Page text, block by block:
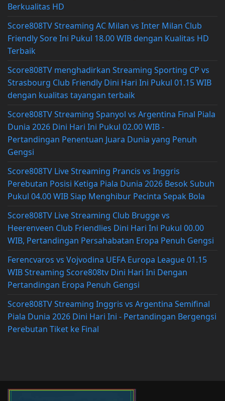
Berkualitas HD
Score808TV Streaming AC Milan vs Inter Milan Club
Friendly Sore Ini Pukul 18.00 WIB dengan Kualitas HD
Terbaik
Score808TV menghadirkan Streaming Sporting CP vs
Strasbourg Club Friendly Dini Hari Ini Pukul 01.15 WIB
dengan kualitas tayangan terbaik
Score808TV Streaming Spanyol vs Argentina Final Piala
Dunia 2026 Dini Hari Ini Pukul 02.00 WIB -
Pertandingan Penentuan Juara Dunia yang Penuh
Gengsi
Score808TV Live Streaming Prancis vs Inggris
Perebutan Posisi Ketiga Piala Dunia 2026 Besok Subuh
Pukul 04.00 WIB Siap Menghibur Pecinta Sepak Bola
Score808TV Live Streaming Club Brugge vs
Heerenveen Club Friendlies Dini Hari Ini Pukul 00.00
WIB, Pertandingan Persahabatan Eropa Penuh Gengsi
Ferencvaros vs Vojvodina UEFA Europa League 01.15
WIB Streaming Score808tv Dini Hari Ini Dengan
Pertandingan Eropa Penuh Gengsi
Score808TV Streaming Inggris vs Argentina Semifinal
Piala Dunia 2026 Dini Hari Ini - Pertandingan Bergengsi
Perebutan Tiket ke Final